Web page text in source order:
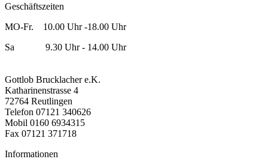
Geschäftszeiten
MO-Fr. 10.00 Uhr -18.00 Uhr
Sa 9.30 Uhr - 14.00 Uhr
Gottlob Brucklacher e.K.
Katharinenstrasse 4
72764 Reutlingen
Telefon 07121 340626
Mobil 0160 6934315
Fax 07121 371718
Informationen